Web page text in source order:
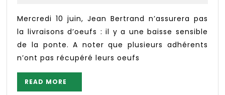
Mercredi 10 juin, Jean Bertrand n’assurera pas
la livraisons d’oeufs : il y a une baisse sensible
de la ponte. A noter que plusieurs adhérents
n’ont pas récupéré leurs oeufs
READ MORE
MORE